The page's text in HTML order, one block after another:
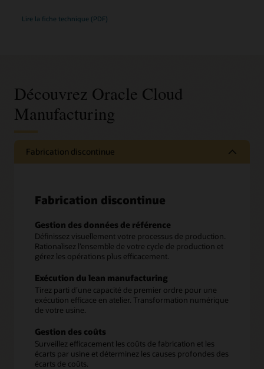
Lire la fiche technique (PDF)
Découvrez Oracle Cloud
Manufacturing
Fabrication discontinue
Fabrication discontinue
Gestion des données de référence
Définissez visuellement votre processus de production.
Rationalisez l’ensemble de votre cycle de production et
gérez les opérations plus efficacement.
Exécution du lean manufacturing
Tirez parti d’une capacité de premier ordre pour une
exécution efficace en atelier. Transformation numérique
de votre usine.
Gestion des coûts
Surveillez efficacement les coûts de fabrication et les
écarts par usine et déterminez les causes profondes des
écarts de coûts.